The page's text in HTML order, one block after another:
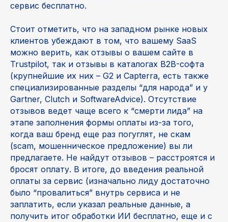
сервис бесплатно.
Стоит отметить, что на западном рынке новых
клиентов убеждают в том, что вашему SaaS
можно верить, как отзывы о вашем сайте в
Trustpilot, так и отзывы в каталогах B2B-софта
(крупнейшие их них – G2 и Capterra, есть также
специализированные разделы “для народа” и у
Gartner, Clutch и SoftwareAdvice). Отсутствие
отзывов ведет чаще всего к “смерти лида” на
этапе заполнения формы оплаты из-за того,
когда ваш бренд еще раз погуглят, не скам
(scam, мошенническое предложение) вы ли
предлагаете. Не найдут отзывов – расстроятся и
бросят оплату. В итоге, до введения реальной
оплаты за сервис (изначально лиду достаточно
было “провалиться” внутрь сервиса и не
заплатить, если указал реальные данные, а
получить итог обработки ИИ бесплатно, еще и с